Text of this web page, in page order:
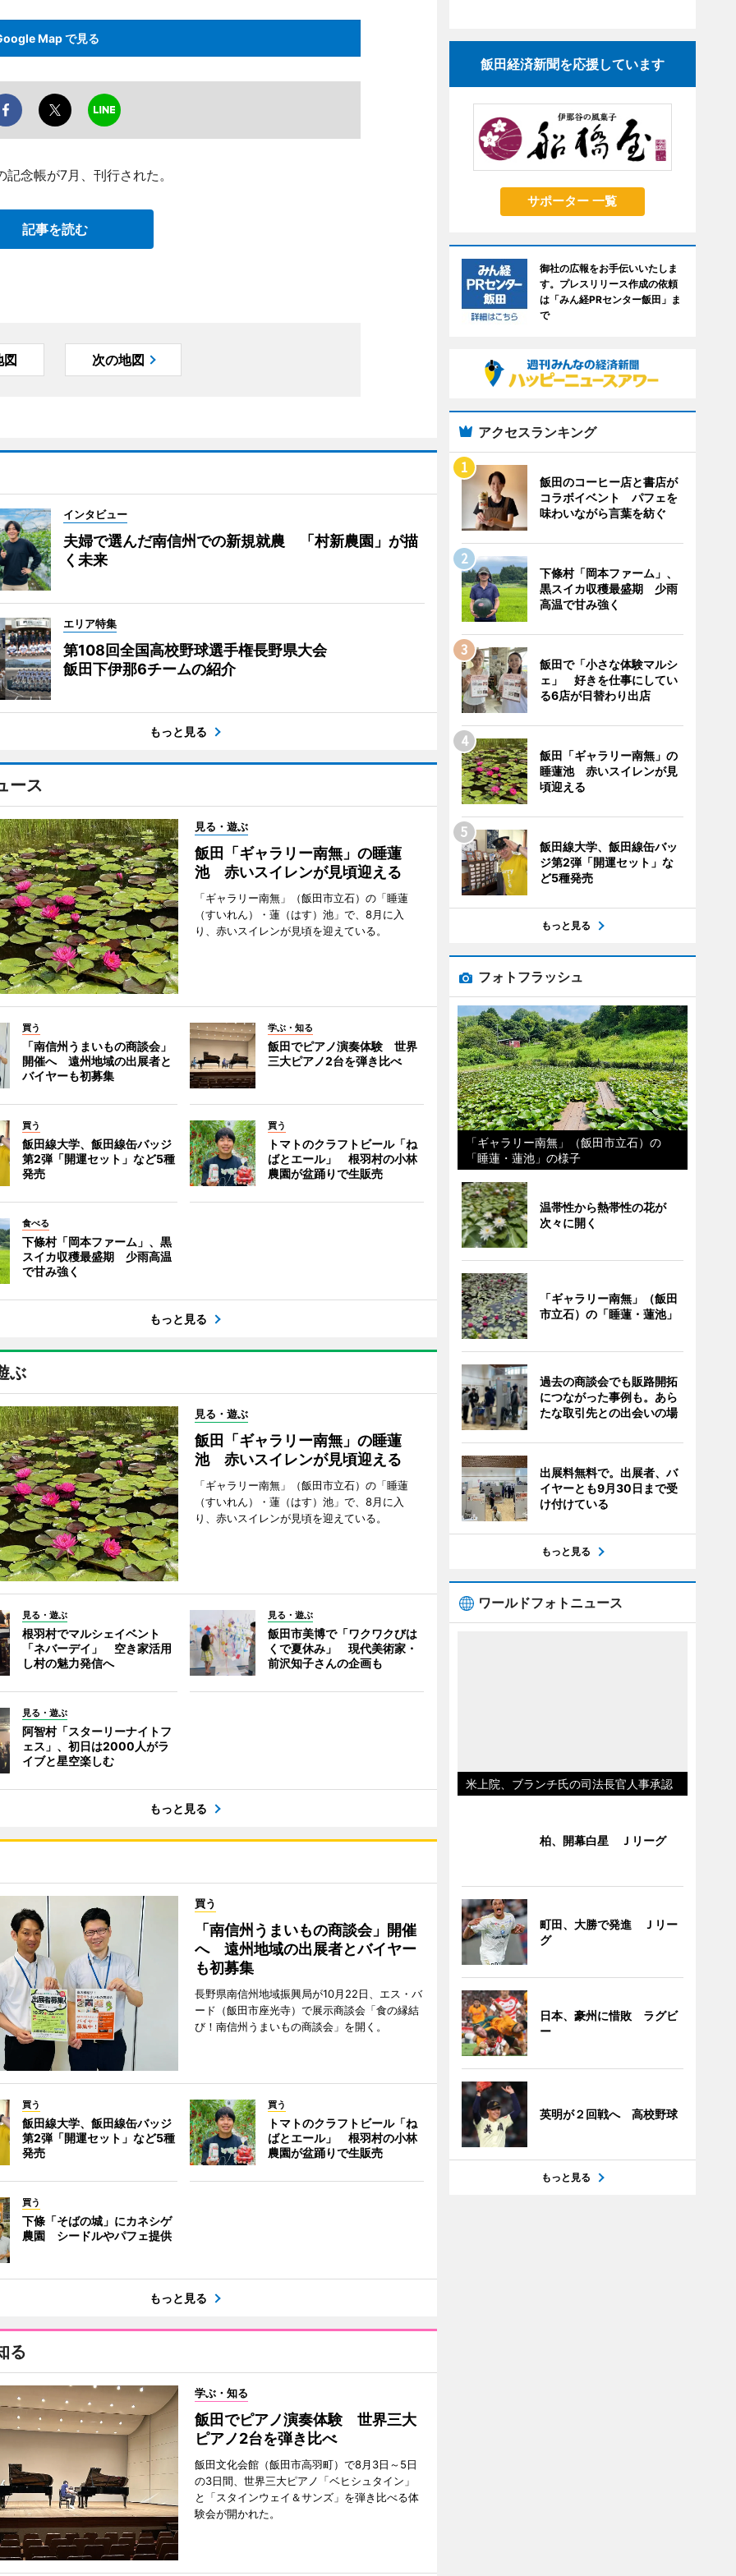
Map で見る
念帳が7月、刊行された。
記事を読む
図 次の地図
インタビュー
夫婦で選んだ南信州での新規就農 「村新農園」が描
く未来
エリア特集
第108回全国高校野球選手権長野県大会
飯田下伊那6チームの紹介
もっと見る
ース
見る・遊ぶ
飯田「ギャラリー南無」の睡蓮
池 赤いスイレンが見頃迎える
「ギャラリー南無」（飯田市立石）の「睡蓮
（すいれん）・蓮（はす）池」で、8月に入
り、赤いスイレンが見頃を迎えている。
買う
「南信州うまいもの商談会」
開催へ 遠州地域の出展者と
バイヤーも初募集
学ぶ・知る
飯田でピアノ演奏体験 世界
三大ピアノ2台を弾き比べ
買う
飯田線大学、飯田線缶バッジ
第2弾「開運セット」など5種
発売
買う
トマトのクラフトビール「ね
ばとエール」 根羽村の小林
農園が盆踊りで生販売
食べる
下條村「岡本ファーム」、黒
スイカ収穫最盛期 少雨高温
で甘み強く
もっと見る
ぶ
見る・遊ぶ
飯田「ギャラリー南無」の睡蓮
池 赤いスイレンが見頃迎える
「ギャラリー南無」（飯田市立石）の「睡蓮
（すいれん）・蓮（はす）池」で、8月に入
り、赤いスイレンが見頃を迎えている。
見る・遊ぶ
根羽村でマルシェイベント
「ネバーデイ」 空き家活用
し村の魅力発信へ
見る・遊ぶ
飯田市美博で「ワクワクびは
くで夏休み」 現代美術家・
前沢知子さんの企画も
見る・遊ぶ
阿智村「スターリーナイトフ
ェス」、初日は2000人がラ
イブと星空楽しむ
もっと見る
買う
「南信州うまいもの商談会」開催
へ 遠州地域の出展者とバイヤー
も初募集
長野県南信州地域振興局が10月22日、エス・バ
ード（飯田市座光寺）で展示商談会「食の縁結
び！南信州うまいもの商談会」を開く。
買う
飯田線大学、飯田線缶バッジ
第2弾「開運セット」など5種
発売
買う
トマトのクラフトビール「ね
ばとエール」 根羽村の小林
農園が盆踊りで生販売
買う
下條「そばの城」にカネシゲ
農園 シードルやパフェ提供
もっと見る
る
学ぶ・知る
飯田でピアノ演奏体験 世界三大
ピアノ2台を弾き比べ
飯田文化会館（飯田市高羽町）で8月3日～5日
の3日間、世界三大ピアノ「ベヒシュタイン」
と「スタインウェイ＆サンズ」を弾き比べる体
験会が開かれた。
飯田経済新聞を応援しています
サポーター 一覧
御社の広報をお手伝いいたしま
す。プレスリリース作成の依頼
は「みん経PRセンター飯田」ま
で
アクセスランキング
飯田のコーヒー店と書店が
コラボイベント パフェを
味わいながら言葉を紡ぐ
下條村「岡本ファーム」、
黒スイカ収穫最盛期 少雨
高温で甘み強く
飯田で「小さな体験マルシ
ェ」 好きを仕事にしてい
る6店が日替わり出店
飯田「ギャラリー南無」の
睡蓮池 赤いスイレンが見
頃迎える
飯田線大学、飯田線缶バッ
ジ第2弾「開運セット」な
ど5種発売
もっと見る
フォトフラッシュ
「ギャラリー南無」（飯田市立石）の
「睡蓮・蓮池」の様子
温帯性から熱帯性の花が
次々に開く
「ギャラリー南無」（飯田
市立石）の「睡蓮・蓮池」
過去の商談会でも販路開拓
につながった事例も。あら
たな取引先との出会いの場
出展料無料で。出展者、バ
イヤーとも9月30日まで受
け付けている
もっと見る
ワールドフォトニュース
米上院、ブランチ氏の司法長官人事承認
柏、開幕白星 Ｊリーグ
町田、大勝で発進 Ｊリー
グ
日本、豪州に惜敗 ラグビ
ー
英明が２回戦へ 高校野球
もっと見る